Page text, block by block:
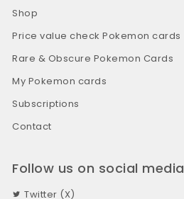
Shop
Price value check Pokemon cards
Rare & Obscure Pokemon Cards
My Pokemon cards
Subscriptions
Contact
Follow us on social media
Twitter (X)